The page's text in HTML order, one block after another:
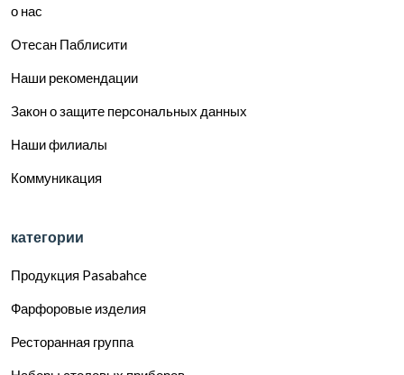
о нас
Отесан Паблисити
Наши рекомендации
Закон о защите персональных данных
Наши филиалы
Коммуникация
категории
Продукция Pasabahce
Фарфоровые изделия
Ресторанная группа